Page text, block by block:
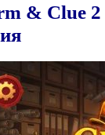
& Clue